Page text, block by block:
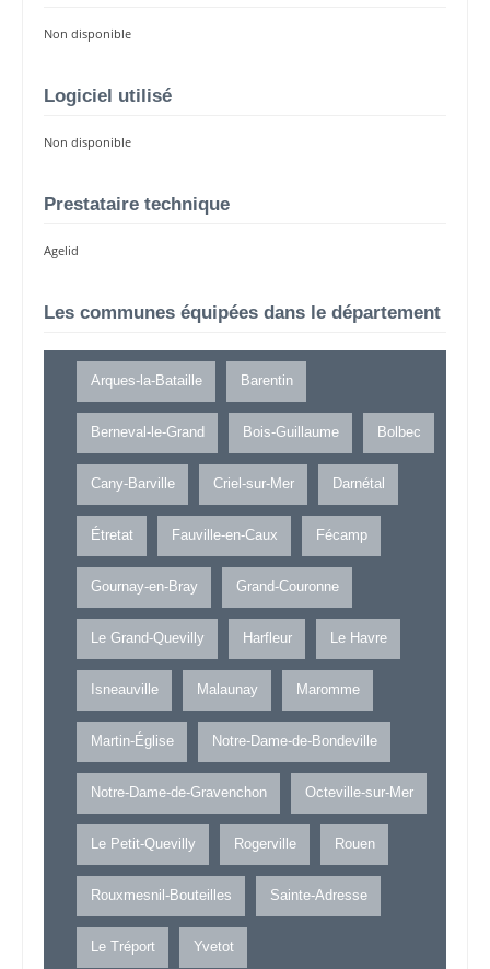
Non disponible
Logiciel utilisé
Non disponible
Prestataire technique
Agelid
Les communes équipées dans le département
Arques-la-Bataille Barentin
Berneval-le-Grand Bois-Guillaume Bolbec
Cany-Barville Criel-sur-Mer Darnétal
Étretat Fauville-en-Caux Fécamp
Gournay-en-Bray Grand-Couronne
Le Grand-Quevilly Harfleur Le Havre
Isneauville Malaunay Maromme
Martin-Église Notre-Dame-de-Bondeville
Notre-Dame-de-Gravenchon Octeville-sur-Mer
Le Petit-Quevilly Rogerville Rouen
Rouxmesnil-Bouteilles Sainte-Adresse
Le Tréport Yvetot